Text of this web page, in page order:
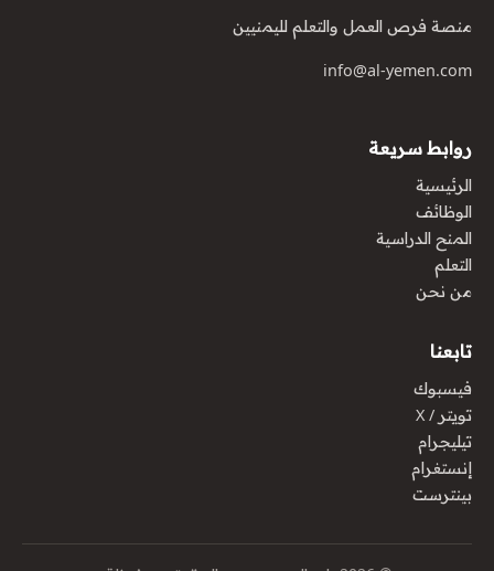
منصة فرص العمل والتعلم لليمنيين
info@al-yemen.com
روابط سريعة
الرئيسية
الوظائف
المنح الدراسية
التعلم
من نحن
تابعنا
فيسبوك
تويتر / X
تيليجرام
إنستغرام
بينترست